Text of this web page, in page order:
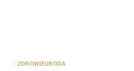
ZDROWIEURODA